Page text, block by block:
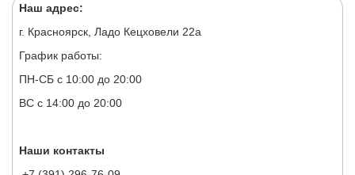
Наш адрес:
г. Красноярск, Ладо Кецховели 22а
График работы:
ПН-СБ с 10:00 до 20:00
ВС с 14:00 до 20:00
Наши контакты